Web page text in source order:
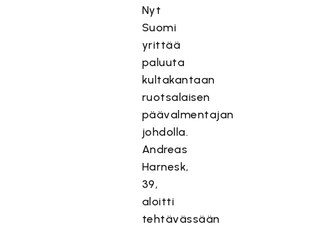
Nyt
Suomi
yrittää
paluuta
kultakantaan
ruotsalaisen
päävalmentajan
johdolla.
Andreas
Harnesk,
39,
aloitti
tehtävässään